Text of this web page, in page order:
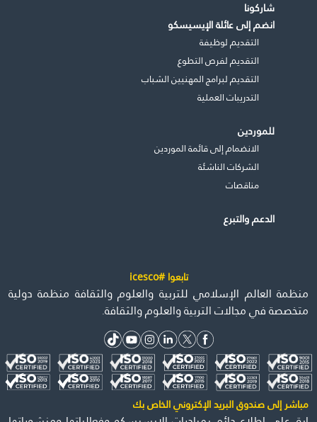
شاركونا
انضم إلى عائلة الإيسيسكو
التقديم لوظيفة
التقديم لفرص التطوع
التقديم لبرامج المهنيين الشباب
التدريبات العملية
للموردين
الانضمام إلى قائمة الموردين
الشركات الناشئة
مناقصات
الدعم والتبرع
تابعوا #icesco
منظمة العالم الإسلامي للتربية والعلوم والثقافة منظمة دولية
متخصصة في مجالات التربية والعلوم والثقافة.
مباشر إلى صندوق البريد الإكتروني الخاص بك